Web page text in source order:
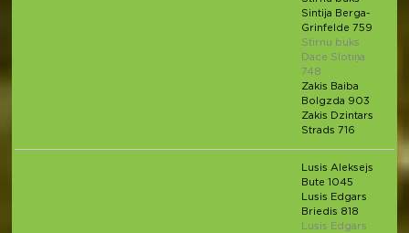
Sintija Berga-
Grinfelde 759
Stirnu buks
Dace Slotiņa
748
Zakis Baiba
Bolgzda 903
Zakis Dzintars
Strads 716
Lusis Aleksejs
Bute 1045
Lusis Edgars
Briedis 818
Lusis Edgars